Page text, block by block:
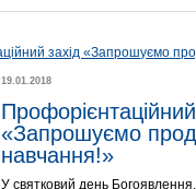
19.01.2018
«Запрошуємо
навчання!»
У святковий день